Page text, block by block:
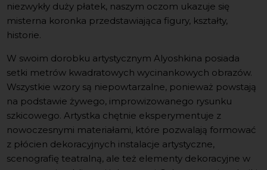
niezwykły duży płatek, naszym oczom ukazuje się
misterna koronka przedstawiająca figury, kształty,
historie.
W swoim dorobku artystycznym Alyoshkina posiada
setki metrów kwadratowych wycinankowych obrazów.
Wszystkie wzory są niepowtarzalne, ponieważ powstają
na podstawie żywego, improwizowanego rysunku
szkicowego. Artystka chętnie eksperymentuje z
nowoczesnymi materiałami, które pozwalają formować
z płócien dekoracyjnych instalacje artystyczne,
scenografię teatralną, ale też elementy dekoracyjne w